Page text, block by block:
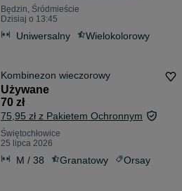
Będzin, Śródmieście
Dzisiaj o 13:45
Uniwersalny Wielokolorowy
Kombinezon wieczorowy
Używane
70 zł
75,95 zł z Pakietem Ochronnym
Świętochłowice
25 lipca 2026
M / 38 Granatowy Orsay